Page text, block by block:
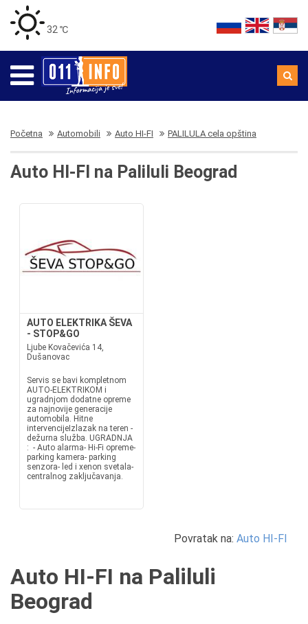
32 ℃
Početna Automobili Auto HI-FI PALILULA cela opština
Auto HI-FI na Paliluli Beograd
AUTO ELEKTRIKA ŠEVA
- STOP&GO
Ljube Kovačevića 14,
Dušanovac
Servis se bavi kompletnom
AUTO-ELEKTRIKOM i
ugradnjom dodatne opreme
za najnovije generacije
automobila. Hitne
intervencijeIzlazak na teren -
dežurna služba. UGRADNJA
: - Auto alarma- Hi-Fi opreme-
parking kamera- parking
senzora- led i xenon svetala-
centralnog zaključavanja.
Povratak na: Auto HI-FI
Auto HI-FI na Paliluli
Beograd